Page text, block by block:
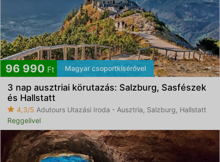
96 990 Ft Magyar csoportkísérővel
3 nap ausztriai körutazás: Salzburg, Sasfészek
és Hallstatt
4,3/5 Adutours Utazási Iroda - Ausztria, Salzburg, Hallstatt
Reggelivel